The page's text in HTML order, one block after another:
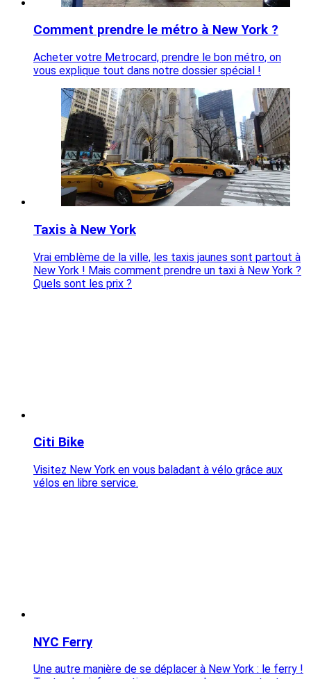
Comment prendre le métro à New York ?
Acheter votre Metrocard, prendre le bon métro, on
vous explique tout dans notre dossier spécial !
Taxis à New York
Vrai emblème de la ville, les taxis jaunes sont partout à
New York ! Mais comment prendre un taxi à New York ?
Quels sont les prix ?
Citi Bike
Visitez New York en vous baladant à vélo grâce aux
vélos en libre service.
NYC Ferry
Une autre manière de se déplacer à New York : le ferry !